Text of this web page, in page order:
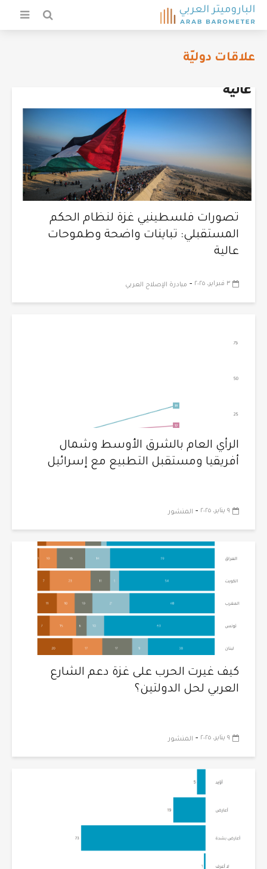
علاقات دوليّة
٣ فبراير، ٢٠٢٥ - مبادرة الإصلاح العربي
تصورات فلسطينيي غزة لنظام الحكم
المستقبلي: تباينات واضحة وطموحات
عالية
٩ يناير، ٢٠٢٥ - المنشور
الرأي العام بالشرق الأوسط وشمال
أفريقيا ومستقبل التطبيع مع إسرائيل
٩ يناير، ٢٠٢٥ - المنشور
كيف غيرت الحرب على غزة دعم الشارع
العربي لحل الدولتين؟